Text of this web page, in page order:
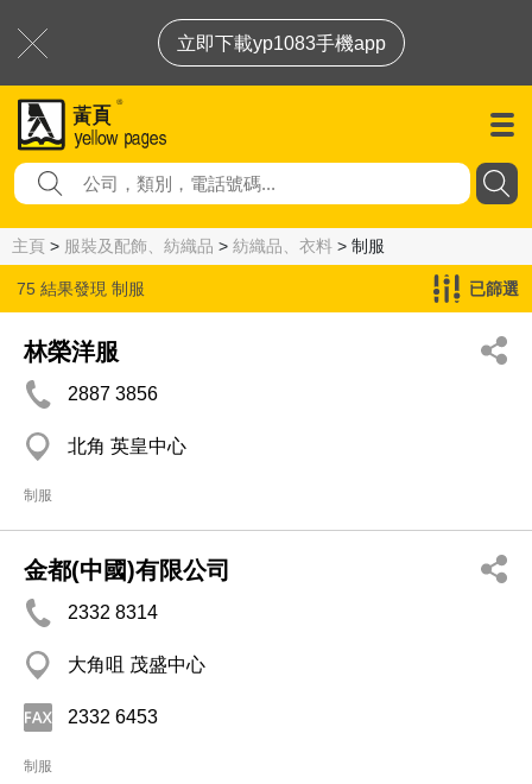
立即下載yp1083手機app
主頁 > 服裝及配飾、紡織品 > 紡織品、衣料 > 制服
75 結果發現 制服 已篩選
林榮洋服
2887 3856
北角 英皇中心
制服
金都(中國)有限公司
2332 8314
大角咀 茂盛中心
2332 6453
制服